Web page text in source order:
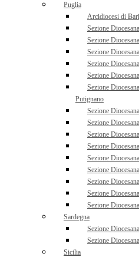
Puglia
Arcidiocesi di
Sezione
Sezione
Sezione
Sezione
Sezione
Sezione
Putignano
Sezione
Sezione
Sezione
Sezione
Sezione
Sezione
Sezione
Sezione
Sezione
Sardegna
Sezione
Sezione
Sicilia